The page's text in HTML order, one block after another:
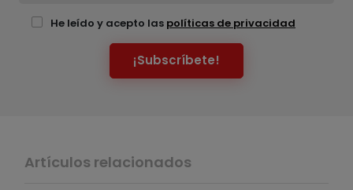
He leído y acepto las políticas de privacidad
¡Subscríbete!
Artículos relacionados